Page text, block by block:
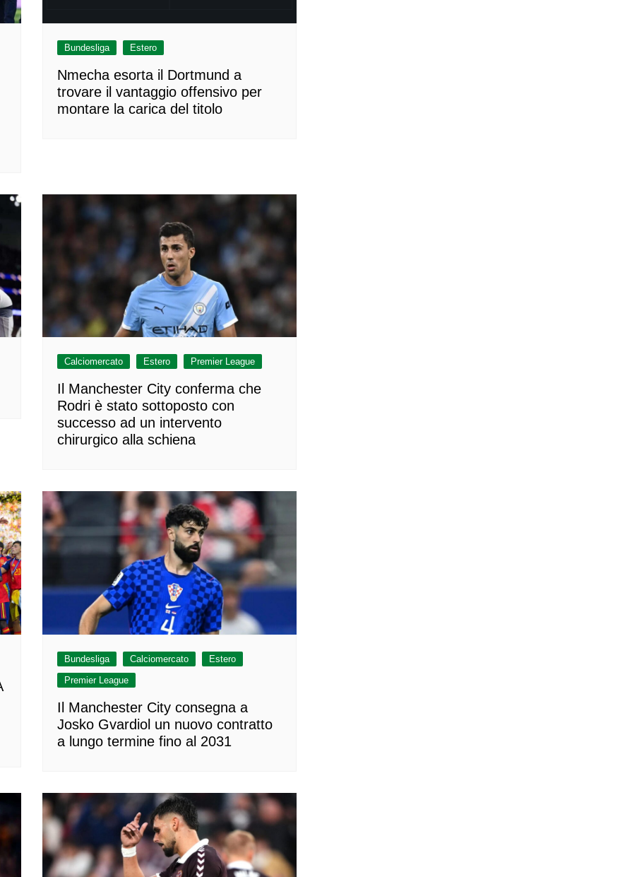
Bundesliga Estero
Nmecha esorta il Dortmund a
trovare il vantaggio offensivo per
montare la carica del titolo
Calciomercato Estero Premier League
Il Manchester City conferma che
Rodri è stato sottoposto con
successo ad un intervento
chirurgico alla schiena
Bundesliga Calciomercato
Estero
Premier League
Il Manchester City consegna a
Josko Gvardiol un nuovo contratto
a lungo termine fino al 2031